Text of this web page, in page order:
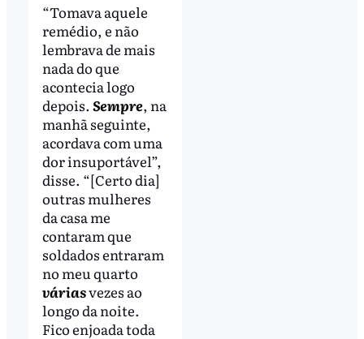
“Tomava aquele
remédio, e não
lembrava de mais
nada do que
acontecia logo
depois. Sempre, na
manhã seguinte,
acordava com uma
dor insuportável”,
disse. “[Certo dia]
outras mulheres
da casa me
contaram que
soldados entraram
no meu quarto
váriasvezes ao
longo da noite.
Fico enjoada toda